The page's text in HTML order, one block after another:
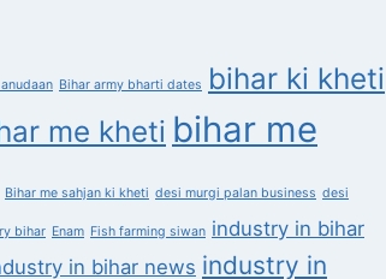
Bihar army bharti dates bihar ki kheti
me kheti bihar me
Bihar me sahjan ki kheti desi murgi palan business desi
bihar Enam Fish farming siwan industry in bihar
in bihar news industry in